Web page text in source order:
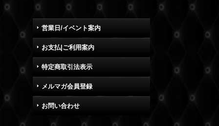
営業日/イベント案内
お支払|ご利用案内
特定商取引法表示
メルマガ会員登録
お問い合わせ